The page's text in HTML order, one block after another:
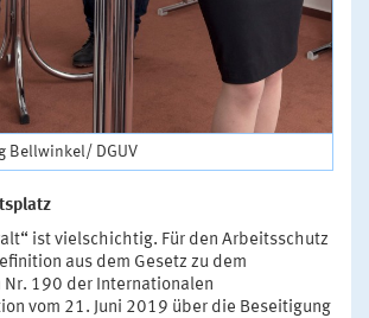
Bellwinkel/ DGUV
ist vielschichtig. Für den Arbeitsschutz
aus dem Gesetz zu dem
Nr. 190 der Internationalen
vom 21. Juni 2019 über die Beseitigung